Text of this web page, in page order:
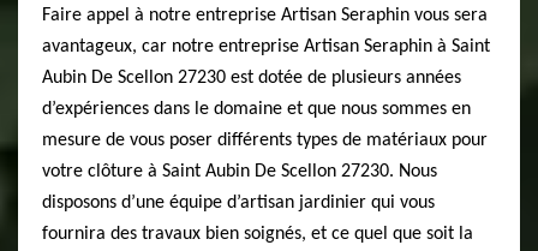
Faire appel à notre entreprise Artisan Seraphin vous sera
avantageux, car notre entreprise Artisan Seraphin à Saint
Aubin De Scellon 27230 est dotée de plusieurs années
d’expériences dans le domaine et que nous sommes en
mesure de vous poser différents types de matériaux pour
votre clôture à Saint Aubin De Scellon 27230. Nous
disposons d’une équipe d’artisan jardinier qui vous
fournira des travaux bien soignés, et ce quel que soit la